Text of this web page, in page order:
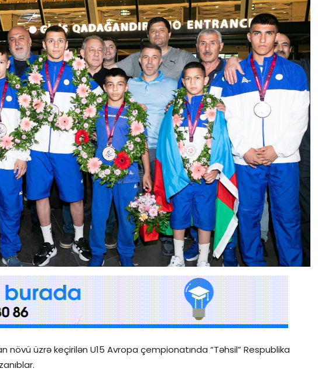
növü üzrə keçirilən U15 Avropa çempionatında “Təhsil” Respublika